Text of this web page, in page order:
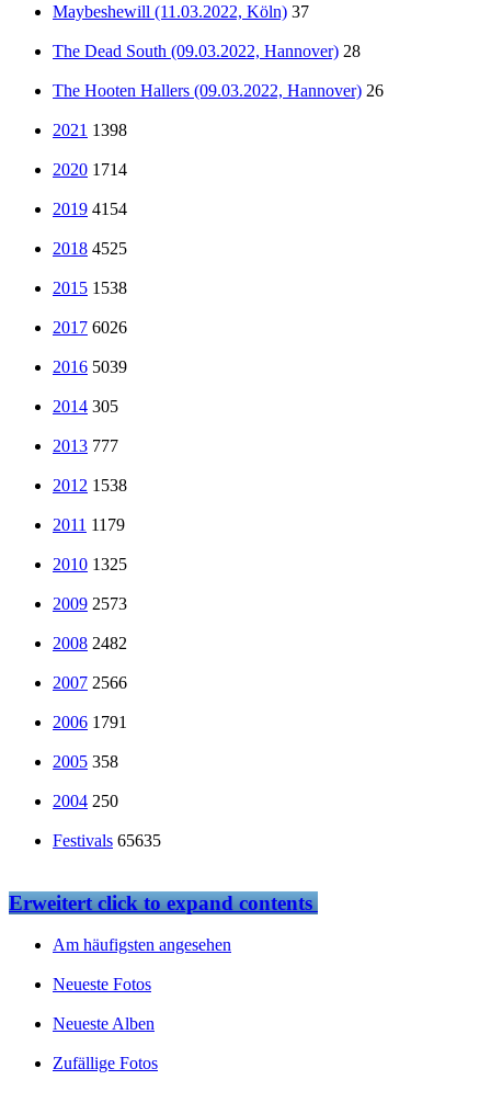
Maybeshewill (11.03.2022, Köln) 37
The Dead South (09.03.2022, Hannover) 28
The Hooten Hallers (09.03.2022, Hannover) 26
2021 1398
2020 1714
2019 4154
2018 4525
2015 1538
2017 6026
2016 5039
2014 305
2013 777
2012 1538
2011 1179
2010 1325
2009 2573
2008 2482
2007 2566
2006 1791
2005 358
2004 250
Festivals 65635
Erweitertclick to expand contents
Am häufigsten angesehen
Neueste Fotos
Neueste Alben
Zufällige Fotos